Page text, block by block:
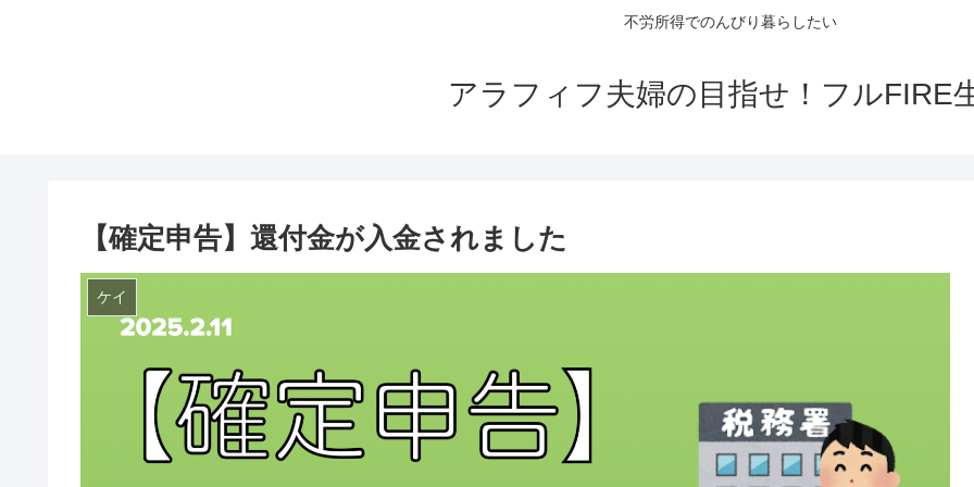
不労所得でのんびり暮らしたい
アラフィフ夫婦の目指せ！フルFIRE
【確定申告】還付金が入金されました
ケイ